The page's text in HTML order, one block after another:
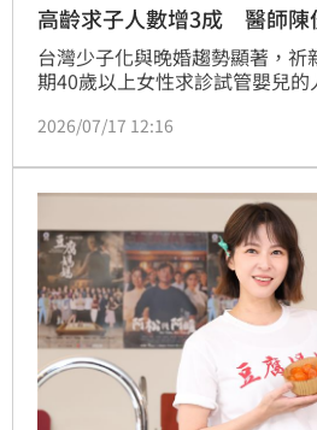
高齡求子人數增3成 醫師陳
台灣少子化與晚婚趨勢顯著，
期40歲以上女性求診試管嬰兒
下滑，38歲後速度更劇，高齡求
胎實驗室與引進玻璃化冷凍、
創下47歲自卵受孕紀錄。醫師
性應及早諮詢專業醫療，將凍卵
選項，切莫聽信偏方延誤黃金受
準提升求子成功率，為未來圓夢
2026/07/17 12:16